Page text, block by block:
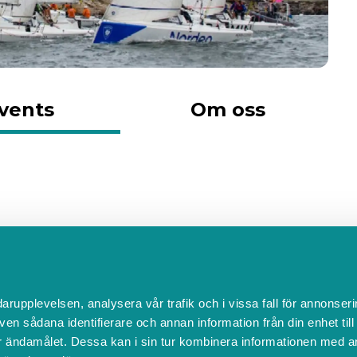
analysera vår trafik och i vissa fall för
sådana identifierare och annan information från din enhet
Dessa kan i sin tur kombinera informationen med
Om oss
AB
du ett bokningssystem?
FAQ Ändra cookies